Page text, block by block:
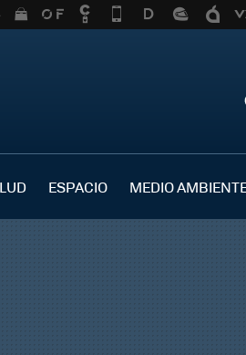
ESPACIO MEDIO